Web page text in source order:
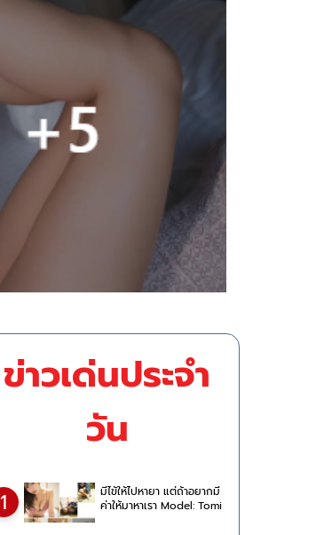
ข่าวเด่นประจำ
วัน
1
มีไข้ให้ไปหายา แต่ถ้าอยากมี
ค่าให้มาหาเรา Model: Tomi